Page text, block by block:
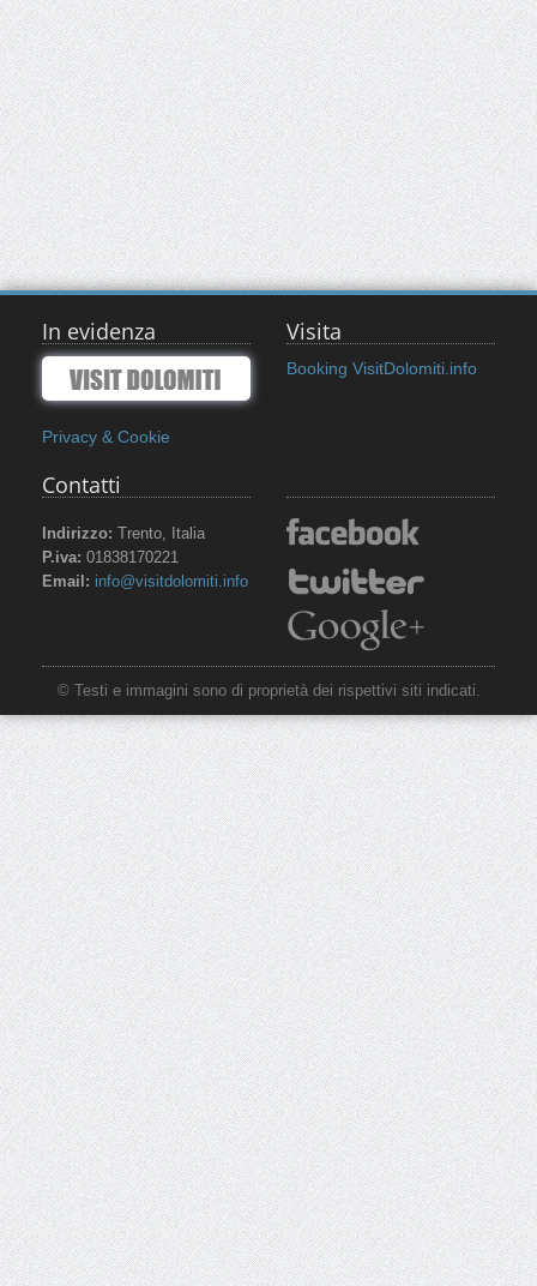
In evidenza
Privacy & Cookie
Visita
Booking VisitDolomiti.info
Contatti
Indirizzo: Trento, Italia
P.iva: 01838170221
Email: info@visitdolomiti.info
© Testi e immagini sono di proprietà dei rispettivi siti indicati.